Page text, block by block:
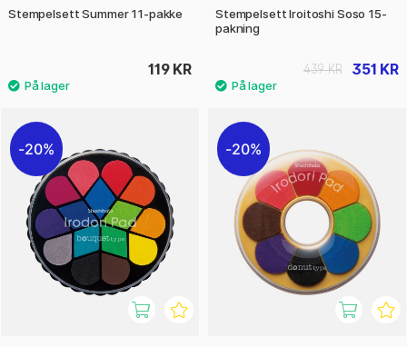
Stempelsett Summer 11-pakke
119 KR
Stempelsett Iroitoshi Soso 15-
pakning
351 KR
439 KR
20% 20%